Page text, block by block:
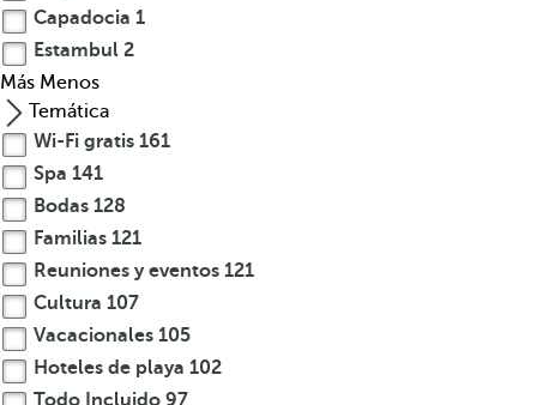
Capadocia 1
Estambul 2
Más Menos
Temática
Wi-Fi gratis 161
Spa 141
Bodas 128
Familias 121
Reuniones y eventos 121
Cultura 107
Vacacionales 105
Hoteles de playa 102
Todo Incluido 97